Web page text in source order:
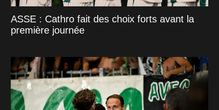
ASSE : Cathro fait des choix forts avant la
première journée